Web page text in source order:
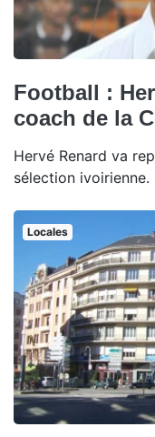
Football :
coach de la
Hervé Renard va
sélection ivoirienne.
Locales